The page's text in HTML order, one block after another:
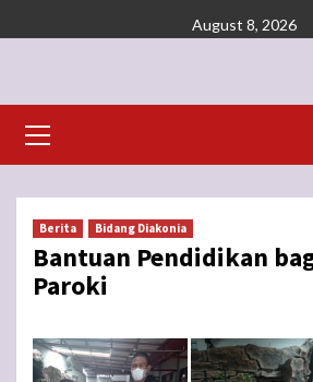
to
August 8, 2026
Menu
Berita Bidang Diakonia
Bantuan Pendidikan
Paroki